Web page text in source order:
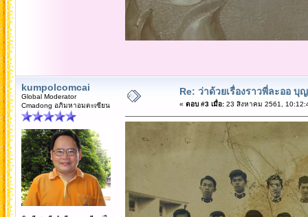
kumpolcomcai
Global Moderator
Cmadong อภิมหาอมตะเซียน
Re: ว่าด้วยเรื่องราวพี่ละออ บุ
« ตอบ #3 เมื่อ:23 สิงหาคม 2561,